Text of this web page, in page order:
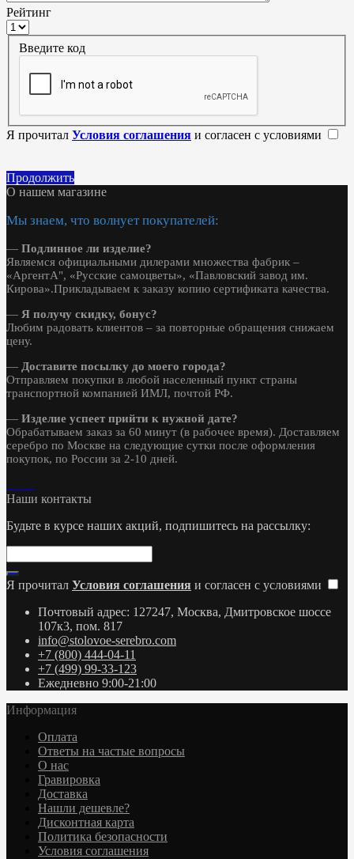
Рейтинг
Введите код
Я прочитал Условия соглашения и согласен с условиями
Продолжить
О нашем магазине
Мы знаем, что волнует покупателей:
— Подлинное ли изделие?
Являемся официальными дилерами множества фабрик –
«АргентА", «Русские самоцветы», «Павловский завод им.
Кирова».Прикладываем к заказу копию сертификата качества.
— Я получу скидку, бонус?
Любим радовать клиентов – за повторные обращения снижаем
цену.
— Доставите посылку до моего города?
Отправляем покупки в любой населенный пункт страны
транспортной компанией ИМЛ, почтой РФ.
— Изделие успеет прийти к нужной дате?
Обрабатываем заказ за 60 минут (в рабочее время). Доставляем
серебро по Москве на следующие сутки после оформления
покупок, по России за 2-10 дней.
Наши контакты
Будьте в курсе наших акций, подпишитесь на рассылку:
Я прочитал Условия соглашения и согласен с условиями
Почтовый адрес: 127247, Москва, Дмитровское шоссе
107к3, пом. 817
info@stolovoe-serebro.com
+7 (800) 444-04-11
+7 (499) 99-33-123
Ежедневно 9:00-21:00
Информация
Оплата
Ответы на частые вопросы
О нас
Гравировка
Доставка
Нашли дешевле?
Дисконтная карта
Политика безопасности
Условия соглашения